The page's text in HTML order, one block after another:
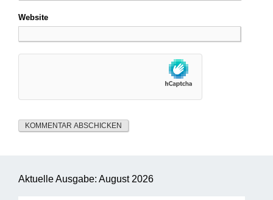
Website
Aktuelle Ausgabe: August 2026